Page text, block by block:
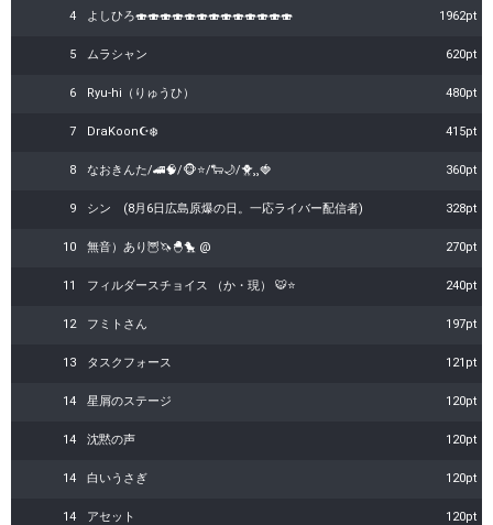
4 よしひろ🍣🍣🍣🍣🍣🍣🍣🍣🍣🍣🍣🍣🍣 1962pt
5 ムラシャン 620pt
6 Ryu-hi（りゅうひ） 480pt
7 DraKoon☪️❄️ 415pt
8 なおきんた/🚄🧠/🐵⭐️/🐑🌙/🐥⸒⸒🍓 360pt
9 シン (8月6日広島原爆の日。一応ライバー配信者) 328pt
10 無音）あり🦉🦄🐣🐤 @ 270pt
11 フィルダースチョイス （か・現） 🐯⭐ 240pt
12 フミトさん 197pt
13 タスクフォース 121pt
14 星屑のステージ 120pt
14 沈黙の声 120pt
14 白いうさぎ 120pt
14 アセット 120pt